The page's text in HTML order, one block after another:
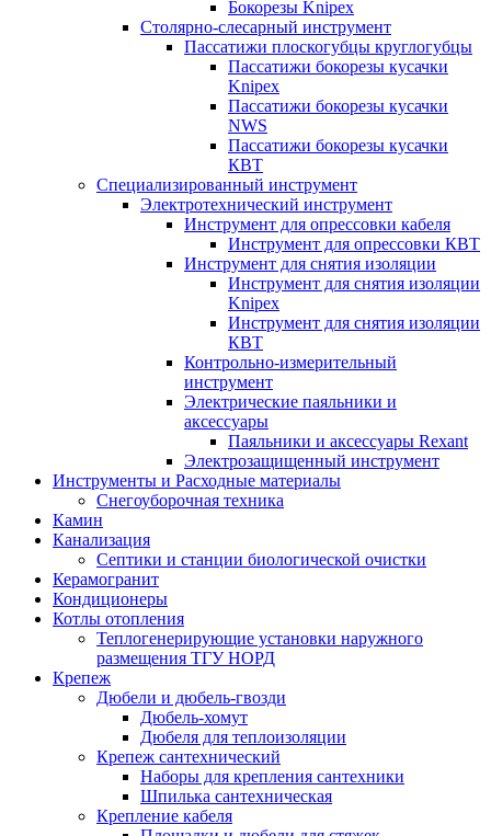
Бокорезы Knipex
Столярно-слесарный инструмент
Пассатижи плоскогубцы круглогубцы
Пассатижи бокорезы кусачки
Knipex
Пассатижи бокорезы кусачки
NWS
Пассатижи бокорезы кусачки
КВТ
Специализированный инструмент
Электротехнический инструмент
Инструмент для опрессовки кабеля
Инструмент для опрессовки КВТ
Инструмент для снятия изоляции
Инструмент для снятия изоляции
Knipex
Инструмент для снятия изоляции
КВТ
Контрольно-измерительный
инструмент
Электрические паяльники и
аксессуары
Паяльники и аксессуары Rexant
Электрозащищенный инструмент
Инструменты и Расходные материалы
Снегоуборочная техника
Камин
Канализация
Септики и станции биологической очистки
Керамогранит
Кондиционеры
Котлы отопления
Теплогенерирующие установки наружного
размещения ТГУ НОРД
Крепеж
Дюбели и дюбель-гвозди
Дюбель-хомут
Дюбеля для теплоизоляции
Крепеж сантехнический
Наборы для крепления сантехники
Шпилька сантехническая
Крепление кабеля